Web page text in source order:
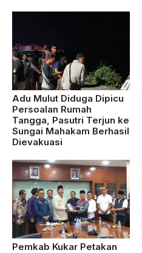
Adu Mulut Diduga Dipicu
Persoalan Rumah
Tangga, Pasutri Terjun ke
Sungai Mahakam Berhasil
Dievakuasi
Pemkab Kukar Petakan